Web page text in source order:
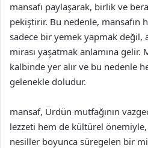
mansafı paylaşarak, birlik ve
pekiştirir. Bu nedenle, mansafın
sadece bir yemek yapmak değil,
mirası yaşatmak anlamına
kalbinde yer alır ve bu nedenle
gelenekle doludur.
mansaf, Ürdün mutfağının
lezzeti hem de kültürel
nesiller boyunca süregelen bir